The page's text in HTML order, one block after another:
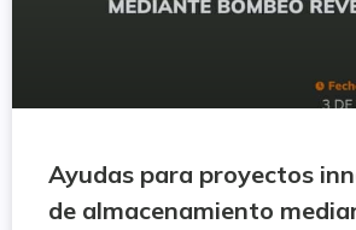
Ayudas para proyectos
de almacenamiento